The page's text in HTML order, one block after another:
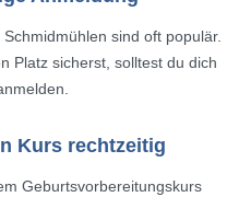
sind oft populär.
Platz sicherst, solltest du dich
Kurs rechtzeitig
Geburtsvorbereitungskurs